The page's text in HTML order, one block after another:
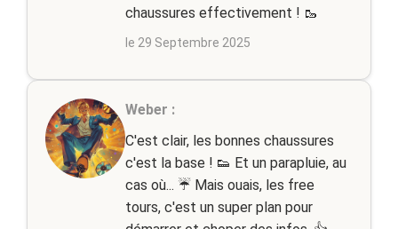
chaussures effectivement ! 🥾
le 29 Septembre 2025
Weber :
C'est clair, les bonnes chaussures
c'est la base ! 👟 Et un parapluie, au
cas où... ☔️ Mais ouais, les free
tours, c'est un super plan pour